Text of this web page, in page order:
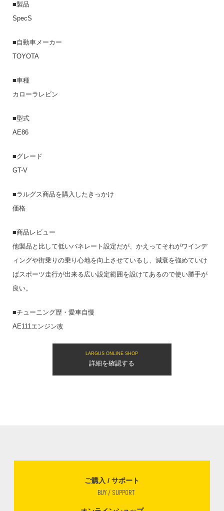
■製品
SpecS
■自動車メーカー
TOYOTA
■車種
カローラレビン
■型式
AE86
■グレード
GT-V
■ラルグス商品を購入したきっかけ
価格
■商品レビュー
他製品と比して低いバネレート設定だが、かえってそれがワインデ
ィングや街乗りの乗り心地を向上させているし、減衰を強めていけ
ばスポーツ走行が出来る広い設定範囲を設けてあるので使い勝手が
良い。
■チューニング歴・愛車自慢
AE111エンジン改
LARGUS ONLINE SHOP
詳細を確認する
ご購入 / サポート
BUY / SUPPORT